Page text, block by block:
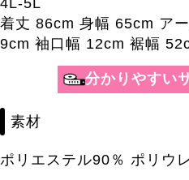
4L-5L
着丈 86cm 身幅 65cm ア
9cm 袖口幅 12cm 裾幅
素材
ポリエステル90％ ポリウ